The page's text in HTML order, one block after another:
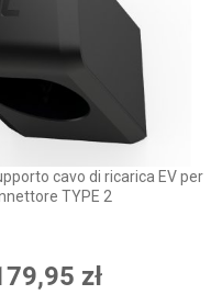
cavo di ricarica EV per
TYPE 2
zł